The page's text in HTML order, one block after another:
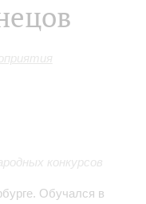
конкурсов
Обучался в